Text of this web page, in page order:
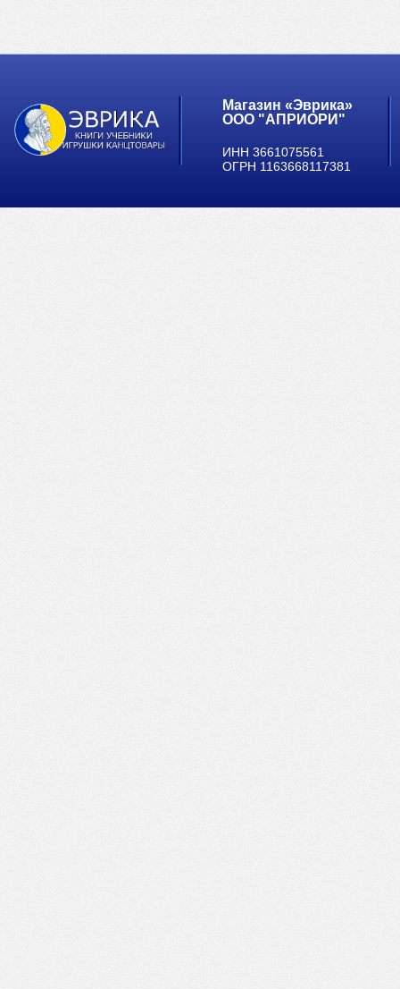
Магазин «Эврика»
ООО "АПРИОРИ"
ИНН 3661075561
ОГРН 1163668117381